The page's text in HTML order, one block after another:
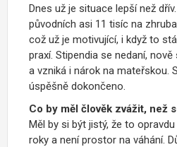
Dnes už je situace lepší než
původních asi 11 tisíc na
což už je motivující, i když to
praxí. Stipendia se nedaní,
a vzniká i nárok na mateřskou.
úspěšně dokončeno.
Co by měl člověk zvážit, než
Měl by si být jistý, že to
roky a není prostor na váhání.